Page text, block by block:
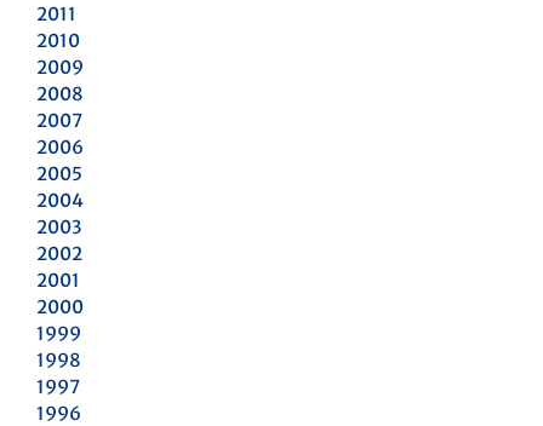
2011
2010
2009
2008
2007
2006
2005
2004
2003
2002
2001
2000
1999
1998
1997
1996